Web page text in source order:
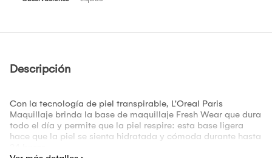
Descripción
Con la tecnología de piel transpirable, L'Oreal Paris
Maquillaje brinda la base de maquillaje Fresh Wear que dura
todo el día y permite que la piel respire: esta base ligera
hace que la piel se sienta hidratada y cómoda durante hasta